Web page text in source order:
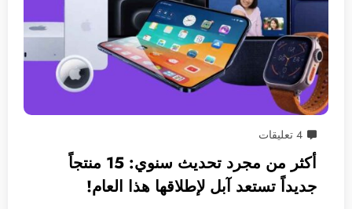
4 تعليقات
أكثر من مجرد تحديث سنوي: 15 منتجاً
جديداً تستعد آبل لإطلاقها هذا العام!